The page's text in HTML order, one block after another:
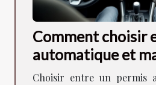
Comment choisir
automatique et
Choisir entre un permis